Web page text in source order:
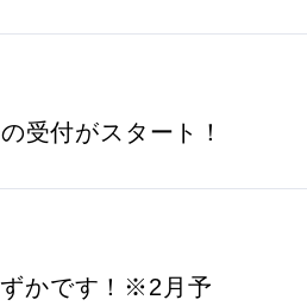
受付がスタート！
かです！※2月予